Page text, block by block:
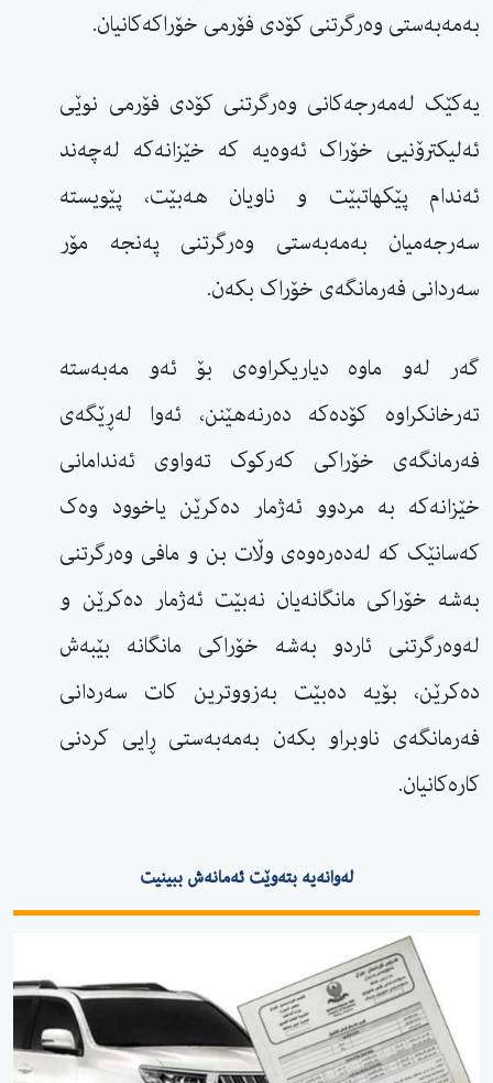
بەمەبەستی وەرگرتنی کۆدی فۆرمی خۆراکەکانیان.
یەکێک لەمەرجەکانی وەرگرتنی کۆدی فۆرمی نوێی
ئەلیکترۆنیی خۆراک ئەوەیە کە خێزانەکە لەچەند
ئەندام پێکهاتبێت و ناویان هەبێت، پێویستە
سەرجەمیان بەمەبەستی وەرگرتنی پەنجە مۆر
سەردانی فەرمانگەی خۆراک بکەن.
گەر لەو ماوە دیاریکراوەی بۆ ئەو مەبەستە
تەرخانکراوە کۆدەکە دەرنەهێنن، ئەوا لەڕێگەی
فەرمانگەی خۆراکی کەرکوک تەواوی ئەندامانی
خێزانەکە بە مردوو ئەژمار دەکرێن یاخوود وەک
کەسانێک کە لەدەرەوەی وڵات بن و مافی وەرگرتنی
بەشە خۆراکی مانگانەیان نەبێت ئەژمار دەکرێن و
لەوەرگرتنی ئاردو بەشە خۆراکی مانگانە بێبەش
دەکرێن، بۆیە دەبێت بەزووترین کات سەردانی
فەرمانگەی ناوبراو بکەن بەمەبەستی ڕایی کردنی
کارەکانیان.
لەوانەیە بتەوێت ئەمانەش ببینیت